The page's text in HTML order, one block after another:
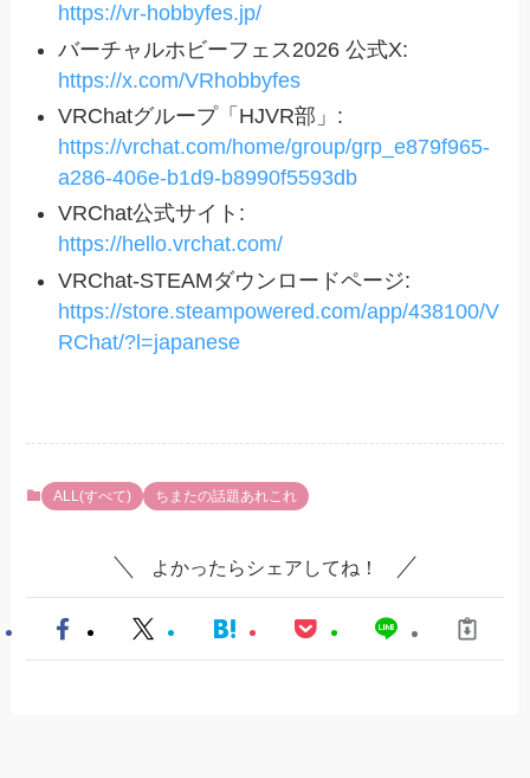
https://vr-hobbyfes.jp/
バーチャルホビーフェス2026 公式X:
https://x.com/VRhobbyfes
VRChatグループ「HJVR部」:
https://vrchat.com/home/group/grp_e879f965-
a286-406e-b1d9-b8990f5593db
VRChat公式サイト:
https://hello.vrchat.com/
VRChat-STEAMダウンロードページ:
https://store.steampowered.com/app/438100/V
RChat/?l=japanese
ALL(すべて) ちまたの話題あれこれ
よかったらシェアしてね！